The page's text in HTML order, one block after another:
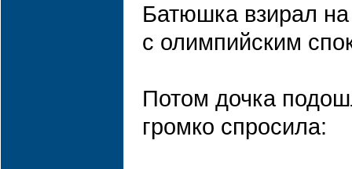
Батюшка взирал
с олимпийским
Потом дочка
громко спросила: